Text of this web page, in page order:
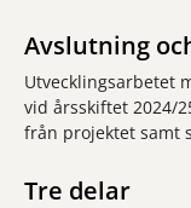
Avslutning
Utvecklingsarbetet
vid årsskiftet 2024/
från projektet samt
Tre delar